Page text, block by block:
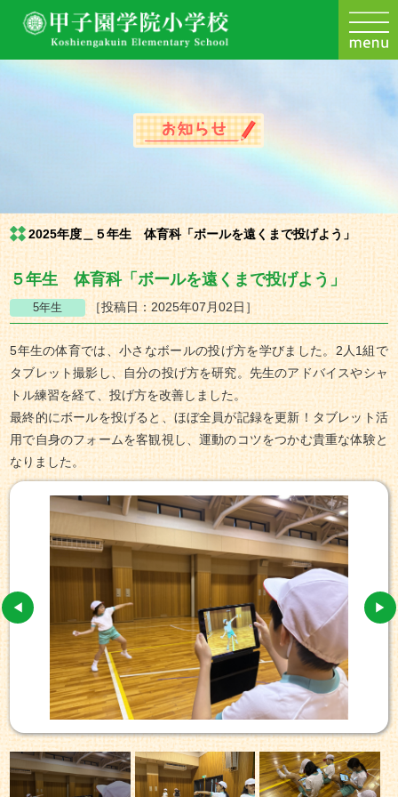
2025年度＿５年生 体育科「ボールを遠くまで投げよう」
５年生 体育科「ボールを遠くまで投げよう」
［投稿日：2025年07月02日］
5年生の体育では、小さなボールの投げ方を学びました。2人1組で
タブレット撮影し、自分の投げ方を研究。先生のアドバイスやシャ
トル練習を経て、投げ方を改善しました。
最終的にボールを投げると、ほぼ全員が記録を更新！タブレット活
用で自身のフォームを客観視し、運動のコツをつかむ貴重な体験と
なりました。